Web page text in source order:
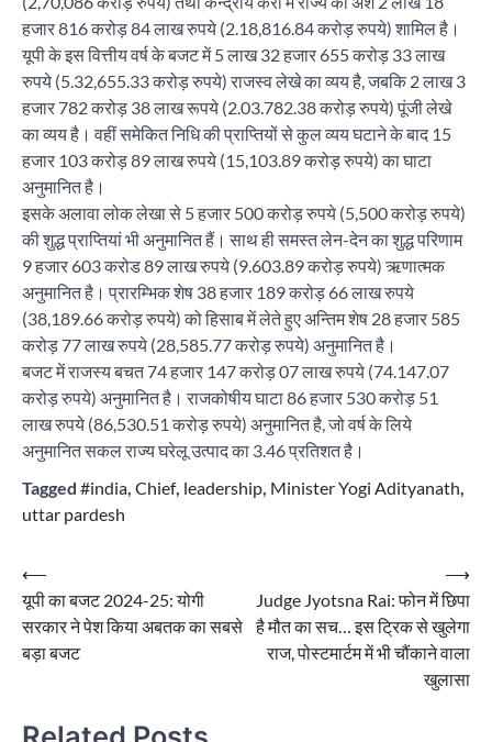
हजार 816 करोड़ 84 लाख रुपये (2.18,816.84 करोड़ रुपये) शामिल है।
यूपी के इस वित्तीय वर्ष के बजट में 5 लाख 32 हजार 655 करोड़ 33 लाख
रुपये (5.32,655.33 करोड़ रुपये) राजस्व लेखे का व्यय है, जबकि 2 लाख 3
हजार 782 करोड़ 38 लाख रूपये (2.03.782.38 करोड़ रुपये) पूंजी लेखे
का व्यय है। वहीं समेकित निधि की प्राप्तियों से कुल व्यय घटाने के बाद 15
हजार 103 करोड़ 89 लाख रुपये (15,103.89 करोड़ रुपये) का घाटा
अनुमानित है।
इसके अलावा लोक लेखा से 5 हजार 500 करोड़ रुपये (5,500 करोड़ रुपये)
की शुद्ध प्राप्तियां भी अनुमानित हैं। साथ ही समस्त लेन-देन का शुद्ध परिणाम
9 हजार 603 करोड 89 लाख रुपये (9.603.89 करोड़ रुपये) ऋणात्मक
अनुमानित है। प्रारम्भिक शेष 38 हजार 189 करोड़ 66 लाख रुपये
(38,189.66 करोड़ रुपये) को हिसाब में लेते हुए अन्तिम शेष 28 हजार 585
करोड़ 77 लाख रुपये (28,585.77 करोड़ रुपये) अनुमानित है।
बजट में राजस्य बचत 74 हजार 147 करोड़ 07 लाख रुपये (74.147.07
करोड़ रुपये) अनुमानित है। राजकोषीय घाटा 86 हजार 530 करोड़ 51
लाख रुपये (86,530.51 करोड़ रुपये) अनुमानित है, जो वर्ष के लिये
अनुमानित सकल राज्य घरेलू उत्पाद का 3.46 प्रतिशत है।
Tagged #india, Chief, leadership, Minister Yogi Adityanath,
uttar pardesh
Post
navigation
⟵
यूपी का बजट 2024-25: योगी
सरकार ने पेश किया अबतक का सबसे
बड़ा बजट
Judge Jyotsna Rai: फोन में छिपा
है मौत का सच… इस ट्रिक से खुलेगा
राज, पोस्टमार्टम में भी चौंकाने वाला
खुलासा
⟶